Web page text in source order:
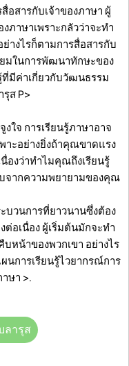
อสารกับเจ้าของภาษา ผู้
ภาษาเพราะกลัวว่าจะทำ
างไรก็ตามการสื่อสารกับ
ยมในการพัฒนาทักษะของ
มีค่าเกี่ยวกับวัฒนธรรม
ส P>
ใจ การเรียนรู้ภาษาอาจ
าะอย่างยิ่งถ้าคุณขาดแรง
องว่าทำไมคุณถึงเรียนรู้
จากความพยายามของคุณ
ะบวนการที่ยาวนานซึ่งต้อง
ต่อเนื่อง ผู้เริ่มต้นมักจะทำ
หน้าของพวกเขา อย่างไร
การเรียนรู้ไวยากรณ์การ
ษา >.
ลารุส